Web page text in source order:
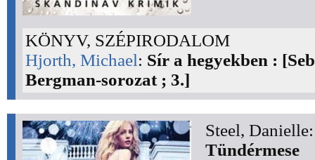
KÖNYV, SZÉPIRODALOM
Hjorth, Michael: Sír a hegyekben :
Bergman-sorozat ; 3.]
Steel, Danielle:
Tündérmese